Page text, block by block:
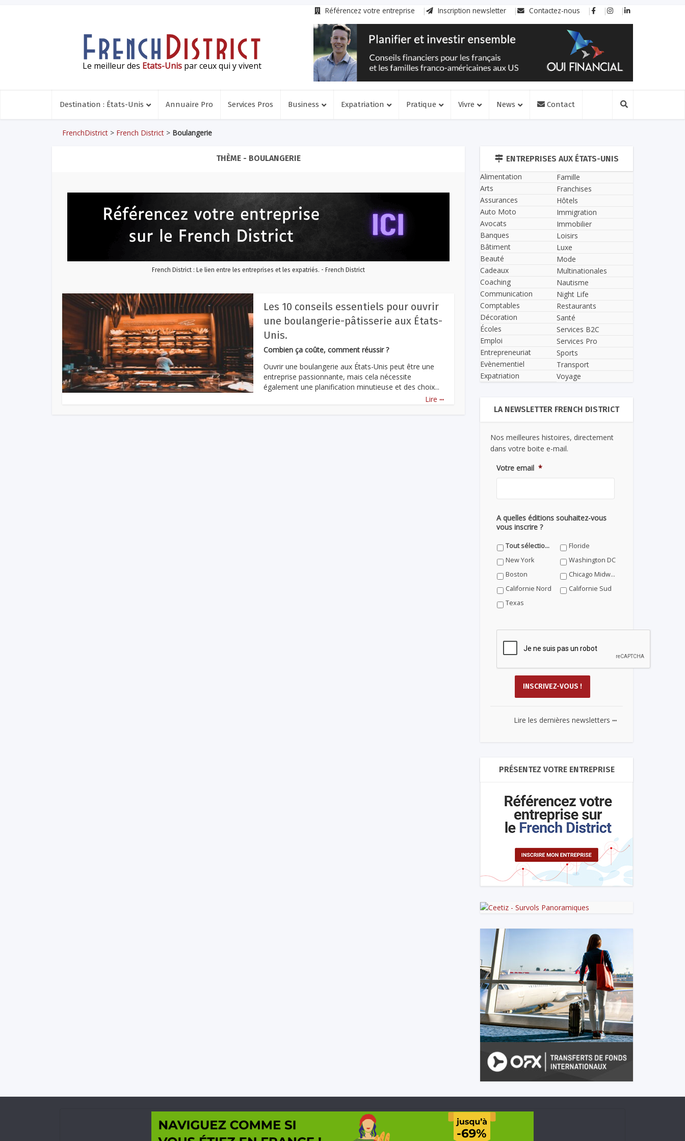
Référencez votre entreprise Inscription newsletter Contactez-nous
Le meilleur des Etats-Unis par ceux qui y vivent
Destination : États-Unis Annuaire Pro Services Pros Business Expatriation Pratique Vivre News Contact
FrenchDistrict > French District > Boulangerie
THÈME - BOULANGERIE
French District : Le lien entre les entreprises et les expatriés. - French District
Les 10 conseils essentiels pour ouvrir
une boulangerie-pâtisserie aux États-
Unis.
Combien ça coûte, comment réussir ?
Ouvrir une boulangerie aux États-Unis peut être une
entreprise passionnante, mais cela nécessite
également une planification minutieuse et des choix...
Lire ...
ENTREPRISES AUX ÉTATS-UNIS
Alimentation
Arts
Assurances
Auto Moto
Avocats
Banques
Bâtiment
Beauté
Cadeaux
Coaching
Communication
Comptables
Décoration
Écoles
Emploi
Entrepreneuriat
Evènementiel
Expatriation
Famille
Franchises
Hôtels
Immigration
Immobilier
Loisirs
Luxe
Mode
Multinationales
Nautisme
Night Life
Restaurants
Santé
Services B2C
Services Pro
Sports
Transport
Voyage
LA NEWSLETTER FRENCH DISTRICT
Nos meilleures histoires, directement
dans votre boite e-mail.
Votre email *
A quelles éditions souhaitez-vous
vous inscrire ?
Tout sélectionner
Floride
New York
Washington DC
Boston
Chicago Midwest
Californie Nord
Californie Sud
Texas
Lire les dernières newsletters ...
PRÉSENTEZ VOTRE ENTREPRISE